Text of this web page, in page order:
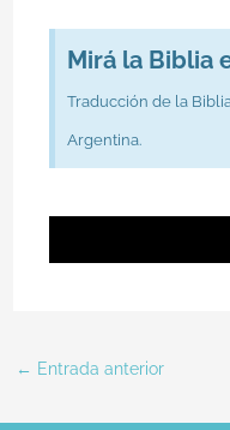
Mirá la Biblia
Traducción de la
Argentina.
← Entrada anterior